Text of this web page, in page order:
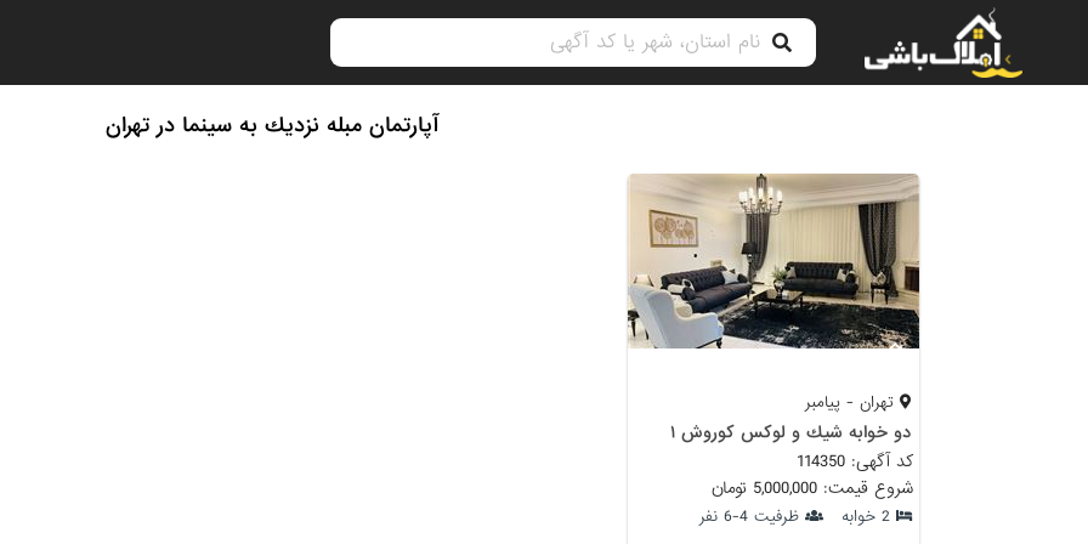
آپارتمان مبله نزديك به سينما در تهران
تهران - پیامبر
دو خوابه شيك و لوكس كوروش ١
کد آگهی: 114350
شروع قیمت: 5,000,000 تومان
2 خوابه ظرفیت 4-6 نفر